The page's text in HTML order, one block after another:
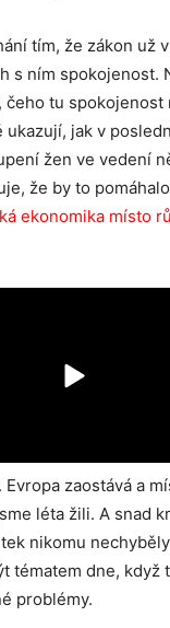
tím, že zákon už
s ním spokojenost.
čeho tu spokojenost
ukazují, jak v
žen ve vedení
že by to
ekonomika místo
zaostává a
léta žili. A snad
nikomu
tématem dne, když
problémy.